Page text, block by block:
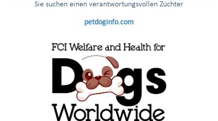
Sie suchen einen verantwortungsvollen Züchter
petdoginfo.com
Ergebnisse
Mr Bernhard Meyer, CEO of the VDH,
Helsinki - 29-30 October, 2013 | News from the FCI
Pazifik Verabschiedung des Anti-Homosexuellengesetzes in
together campaigns against the